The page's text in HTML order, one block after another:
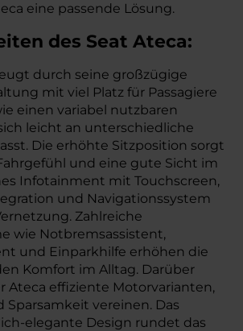
eine passende Lösung.
des Seat Ateca:
durch seine großzügige
mit viel Platz für Passagiere
einen variabel nutzbaren
leicht an unterschiedliche
Die erhöhte Sitzposition sorgt
und eine gute Sicht im
Infotainment mit Touchscreen,
und Navigationssystem
Zahlreiche
wie Notbremsassistent,
und Einparkhilfe erhöhen die
Komfort im Alltag. Darüber
Ateca effiziente Motorvarianten,
Sparsamkeit vereinen. Das
elegante Design rundet das